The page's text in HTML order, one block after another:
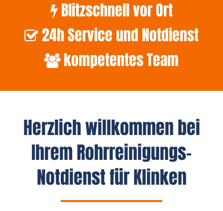
Blitzschnell vor Ort
24h Service und Notdienst
kompetentes Team
Herzlich willkommen bei
Ihrem Rohrreinigungs-
Notdienst für Klinken